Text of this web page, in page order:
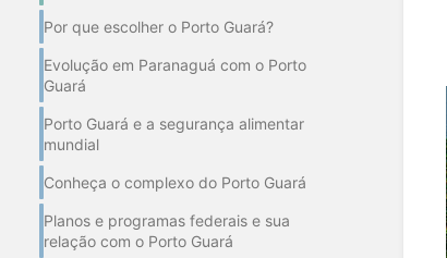
Por que escolher o Porto Guará?
Evolução em Paranaguá com o Porto
Guará
Porto Guará e a segurança alimentar
mundial
Conheça o complexo do Porto Guará
Planos e programas federais e sua
relação com o Porto Guará